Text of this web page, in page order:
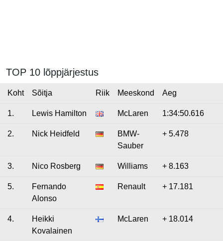
TOP 10 lõppjärjestus
Koht Sõitja Riik Meeskond Aeg
1. Lewis Hamilton McLaren 1:34:50.616
2. Nick Heidfeld
BMW-
Sauber
+ 5.478
3. Nico Rosberg Williams + 8.163
5.
Fernando
Alonso
Renault + 17.181
4.
Heikki
Kovalainen
McLaren + 18.014